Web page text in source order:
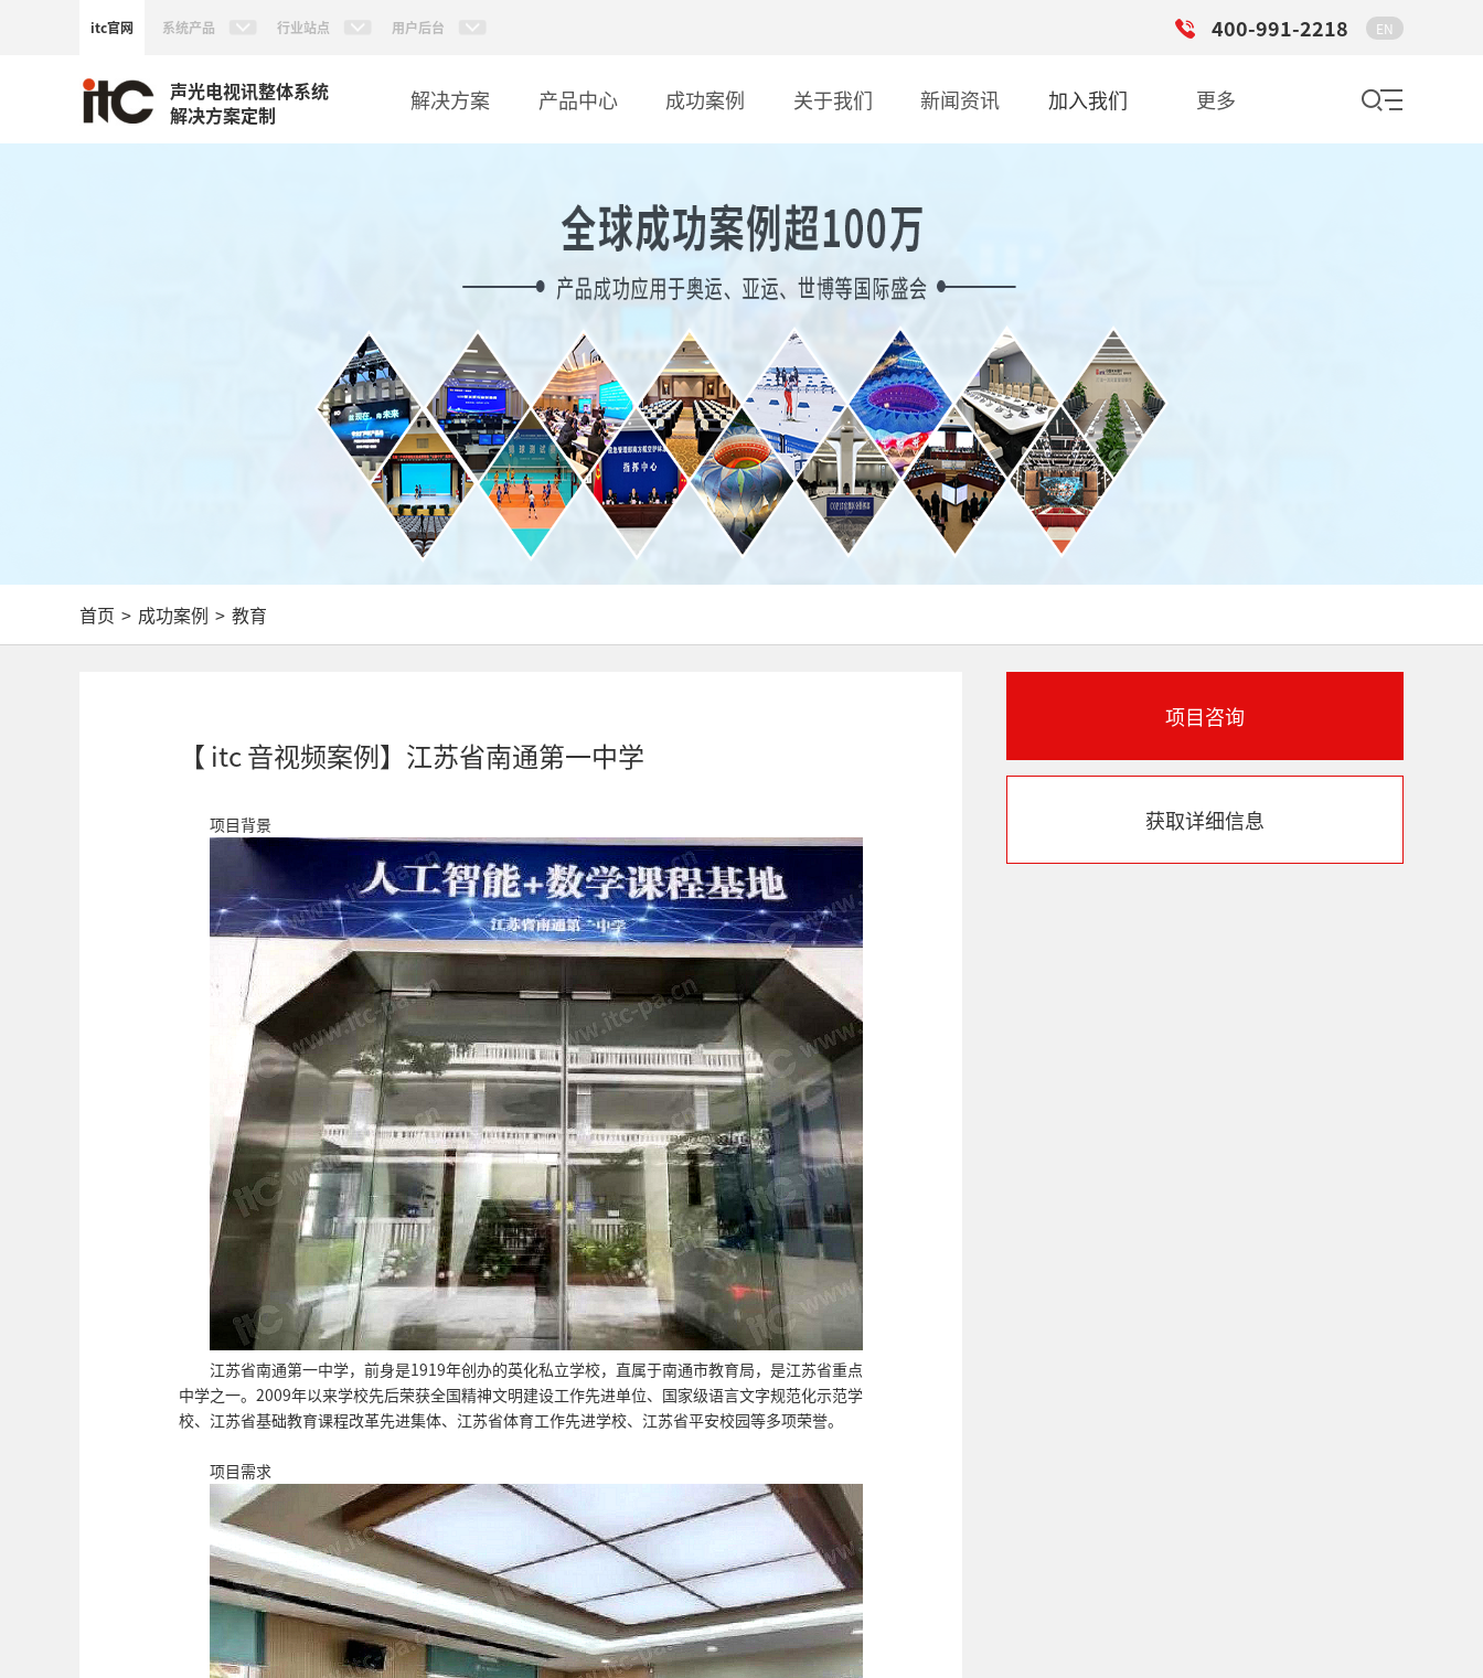
itc官网 系统产品 行业站点 用户后台 400-991-2218 EN
声光电视讯整体系统
解决方案定制
解决方案 产品中心 成功案例 关于我们 新闻资讯 加入我们 更多
首页 > 成功案例 > 教育
【 itc 音视频案例】江苏省南通第一中学
项目背景
江苏省南通第一中学，前身是1919年创办的英化私立学校，直属于南通市教育局，是江苏省重点
中学之一。2009年以来学校先后荣获全国精神文明建设工作先进单位、国家级语言文字规范化示范学
校、江苏省基础教育课程改革先进集体、江苏省体育工作先进学校、江苏省平安校园等多项荣誉。
项目需求
项目咨询
获取详细信息